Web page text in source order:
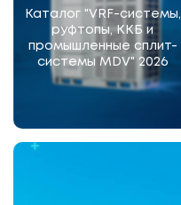
Каталог "VRF-системы,
руфтопы, ККБ и
промышленные сплит-
системы MDV" 2026